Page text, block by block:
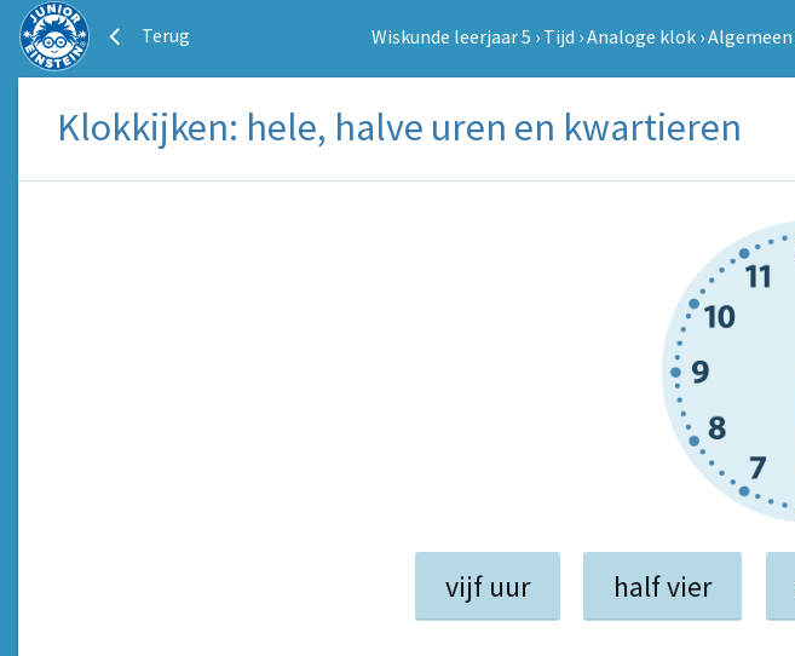
Terug Wiskunde leerjaar 5 › Tijd ›Analoge klok ›Algemeen
Klokkijken: hele, halve uren en kwartieren
vijf uur half vier